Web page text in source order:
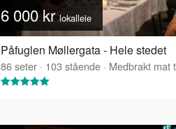
6 000 krlokalleie
Påfuglen Møllergata - Hele stedet
86seter · 103 stående · Medbrakt mat